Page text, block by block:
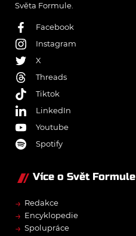
Světa Formule.
Facebook
Instagram
X
Threads
Tiktok
LinkedIn
Youtube
Spotify
Více o Svět Formule
→ Redakce
→ Encyklopedie
→ Spolupráce